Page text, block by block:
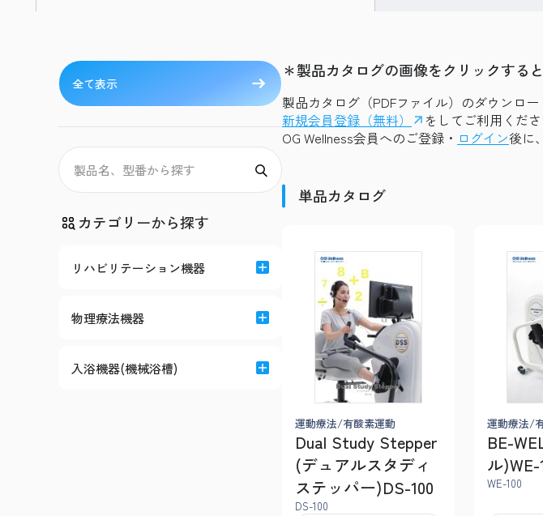
全て表示
カテゴリーから探す
リハビリテーション機器
物理療法機器
入浴機器(機械浴槽)
＊製品カタログの画像をクリックする
製品カタログ（PDFファイル）のダウンロ
新規会員登録（無料）
をしてご利用くださ
OG Wellness会員へのご登録・ ログイン後に
単品カタログ
運動療法/有酸素運動
Dual Study Stepper
(デュアルスタディ
ステッパー)DS-100
DS-100
運動療法/
BE-
ル)WE-
WE-100